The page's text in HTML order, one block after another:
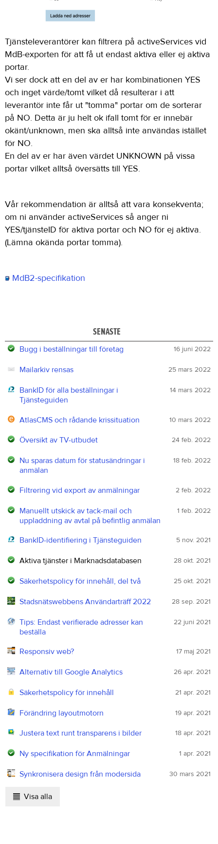
Tjänsteleverantörer kan filtrera på activeServices vid
MdB-exporten för att få ut endast aktiva eller ej aktiva
portar.
Vi ser dock att en del av er har kombinationen YES
och inget värde/tomt vilket då resulterar i att
leverantör inte får ut "tomma" portar om de sorterar
på NO. Detta är ju helt ok ifall tomt för er innebär
okänt/unknown, men ska alltså inte användas istället
för NO.
En del av er har även värdet UNKNOWN på vissa
portar vilket alltså översätts till YES.
Vår rekommendation är alltså att vara konsekventa;
om ni använder activeServices så anger ni
YES/tjänsteID för aktiva portar och NO för ej aktiva.
(Lämna okända portar tomma).
MdB2-specifikation
SENASTE
16 juni 2022
Bugg i beställningar till företag
25 mars 2022
Mailarkiv rensas
14 mars 2022
BankID för alla beställningar i
Tjänsteguiden
10 mars 2022
AtlasCMS och rådande krissituation
24 feb. 2022
Översikt av TV-utbudet
18 feb. 2022
Nu sparas datum för statusändringar i
anmälan
2 feb. 2022
Filtrering vid export av anmälningar
1 feb. 2022
Manuellt utskick av tack-mail och
uppladdning av avtal på befintlig anmälan
5 nov. 2021
BankID-identifiering i Tjänsteguiden
28 okt. 2021
Aktiva tjänster i Marknadsdatabasen
25 okt. 2021
Säkerhetspolicy för innehåll, del två
28 sep. 2021
Stadsnätswebbens Användarträff 2022
22 juni 2021
Tips: Endast verifierade adresser kan
beställa
17 maj 2021
Responsiv web?
26 apr. 2021
Alternativ till Google Analytics
21 apr. 2021
Säkerhetspolicy för innehåll
19 apr. 2021
Förändring layoutmotorn
18 apr. 2021
Justera text runt transparens i bilder
1 apr. 2021
Ny specifikation för Anmälningar
30 mars 2021
Synkronisera design från modersida
Visa alla